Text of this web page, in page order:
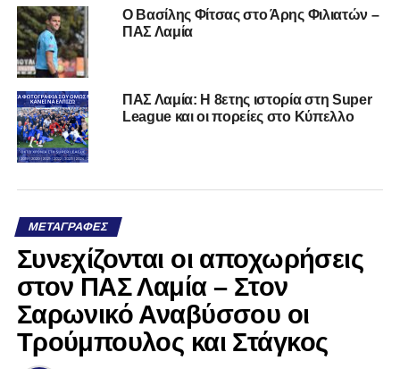
Ο Βασίλης Φίτσας στο Άρης Φιλιατών –
ΠΑΣ Λαμία
ΠΑΣ Λαμία: Η 8ετης ιστορία στη Super
League και οι πορείες στο Κύπελλο
ΜΕΤΑΓΡΑΦΈΣ
Συνεχίζονται οι αποχωρήσεις
στον ΠΑΣ Λαμία – Στον
Σαρωνικό Αναβύσσου οι
Τρούμπουλος και Στάγκος